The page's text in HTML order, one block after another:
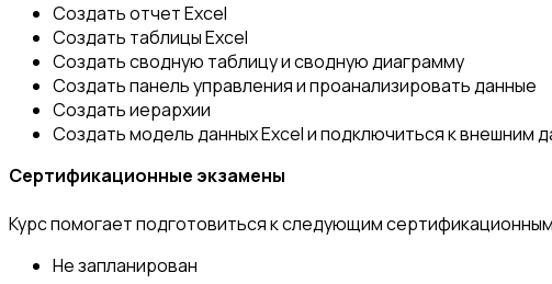
Создать отчет Excel
Создать таблицы Excel
Создать сводную таблицу и сводную диаграмму
Создать панель управления и проанализировать данные
Создать иерархии
Создать модель данных Excel и подключиться к внешним
Сертификационные экзамены
Курс помогает подготовиться к следующим
Не запланирован